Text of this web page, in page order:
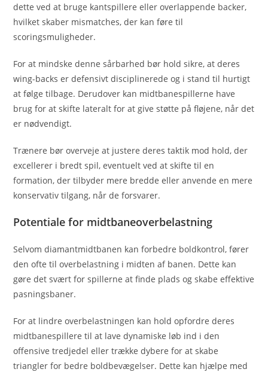
dette ved at bruge kantspillere eller overlappende backer,
hvilket skaber mismatches, der kan føre til
scoringsmuligheder.
For at mindske denne sårbarhed bør hold sikre, at deres
wing-backs er defensivt disciplinerede og i stand til hurtigt
at følge tilbage. Derudover kan midtbanespillerne have
brug for at skifte lateralt for at give støtte på fløjene, når det
er nødvendigt.
Trænere bør overveje at justere deres taktik mod hold, der
excellerer i bredt spil, eventuelt ved at skifte til en
formation, der tilbyder mere bredde eller anvende en mere
konservativ tilgang, når de forsvarer.
Potentiale for midtbaneoverbelastning
Selvom diamantmidtbanen kan forbedre boldkontrol, fører
den ofte til overbelastning i midten af banen. Dette kan
gøre det svært for spillerne at finde plads og skabe effektive
pasningsbaner.
For at lindre overbelastningen kan hold opfordre deres
midtbanespillere til at lave dynamiske løb ind i den
offensive tredjedel eller trække dybere for at skabe
triangler for bedre boldbevægelser. Dette kan hjælpe med